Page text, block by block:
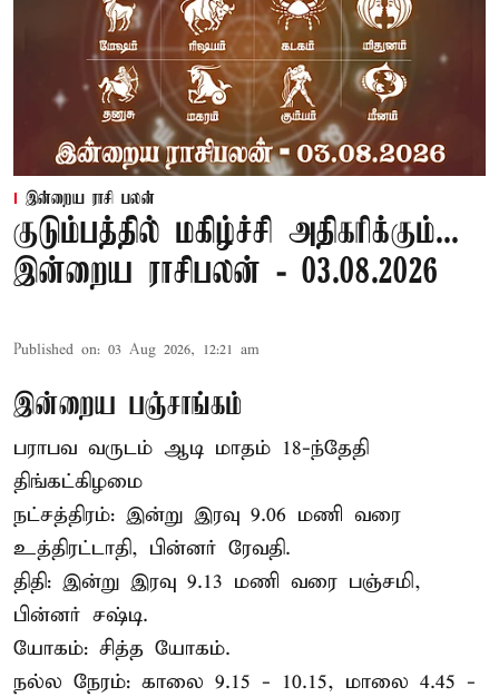
இன்றைய ராசி பலன்
குடும்பத்தில் மகிழ்ச்சி அதிகரிக்கும்...
இன்றைய ராசிபலன் - 03.08.2026
Published on: 03 Aug 2026, 12:21 am
இன்றைய பஞ்சாங்கம்
பராபவ வருடம் ஆடி மாதம் 18-ந்தேதி
திங்கட்கிழமை
நட்சத்திரம்: இன்று இரவு 9.06 மணி வரை
உத்திரட்டாதி, பின்னர் ரேவதி.
திதி: இன்று இரவு 9.13 மணி வரை பஞ்சமி,
பின்னர் சஷ்டி.
யோகம்: சித்த யோகம்.
நல்ல நேரம்: காலை 9.15 - 10.15, மாலை 4.45 -